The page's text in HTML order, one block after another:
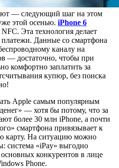
— следующий шаг на этом
этой осенью. iPhone 6
Эта технология делает
Данные со смартфона
каналу на
— достаточно, чтобы при
комфортно заплатить за
купюр, без поиска
Apple самым популярным
— хотя бы потому, что за
более 30 млн iPhone, а почти
смартфона привязывает к
карту. На ситуацию можно
система «iPay» выгодно
конкурентов в лице
Phone.